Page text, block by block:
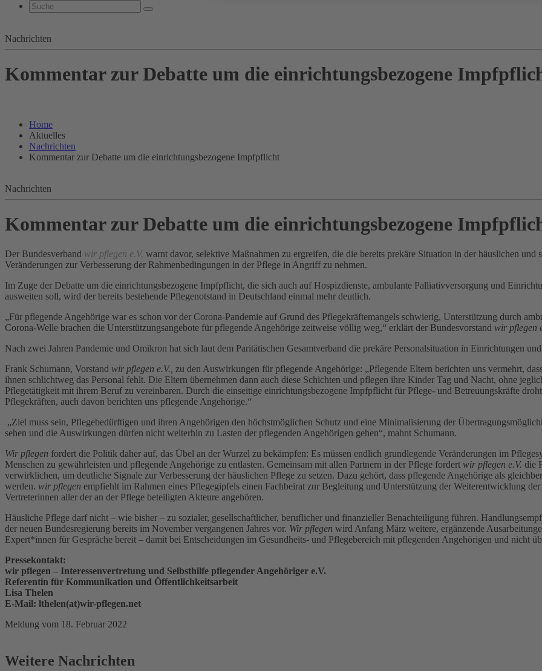
Nachrichten
Kommentar zur Debatte um die einrichtungsbezogene
Home
Aktuelles
Nachrichten
Kommentar zur Debatte um die einrichtungsbezogene Impfpflicht
Nachrichten
Kommentar zur Debatte um die einrichtungsbezogene
Der Bundesverband wir pflegen e.V. warnt davor, selektive Maßnahmen zu ergreifen, die die bereits prekäre Situation in der häuslichen
Veränderungen zur Verbesserung der Rahmenbedingungen in der Pflege in Angriff zu nehmen.
Im Zuge der Debatte um die einrichtungsbezogene Impfpflicht, die sich auch auf Hospiz­diens­te, ambulante Palliativversorgung und
ausweiten soll, wird der bereits bestehende Pflegenotstand in Deutschland einmal mehr deutlich.
„Für pflegende Angehörige war es schon vor der Corona-Pandemie auf Grund des Pflegekräftemangels schwierig, Unterstützung durch
Corona-Welle brachen die Unterstützungsangebote für pflegende Angehörige zeitweise völlig weg,“ erklärt der Bundesvorstand wir pflegen
Nach zwei Jahren Pandemie und Omikron hat sich laut dem Paritätischen Gesamtverband die prekäre Personalsituation in Einrichtungen
Frank Schumann, Vorstand wir pflegen e.V., zu den Auswirkungen für pflegende Angehörige: „Pflegende Eltern berichten uns vermehrt,
ihnen schlichtweg das Personal fehlt. Die Eltern übernehmen dann auch diese Schichten und pflegen ihre Kinder Tag und Nacht, ohne
Pflegetätigkeit mit ihrem Beruf zu vereinbaren. Durch die einseitige einrichtungsbezogene Impfpflicht für Pflege- und Betreuungskräfte
Pflegekräften, auch davon berichten uns pflegende Angehörige.“
„Ziel muss sein, Pflegebedürftigen und ihren Angehörigen den höchstmöglichen Schutz und eine Minimalisierung der
sehen und die Auswirkungen dürfen nicht weiterhin zu Lasten der pflegenden Angehörigen gehen“, mahnt Schumann.
Wir pflegen fordert die Politik daher auf, das Übel an der Wurzel zu bekämpfen: Es müssen endlich grundlegende Veränderungen im
Menschen zu gewährleisten und pflegende Angehörige zu entlasten. Gemeinsam mit allen Partnern in der Pflege fordert wir pflegen e.V. die
verwirklichen, um deutliche Signale zur Verbesserung der häuslichen Pflege zu setzen. Dazu gehört, dass pflegende Angehörige als
werden. wir pflegen empfiehlt im Rahmen eines Pflegegipfels einen Fachbeirat zur Begleitung und Unterstützung der Weiterentwicklung
Vertreterinnen aller der an der Pflege beteiligten Akteure angehören.
Häusliche Pflege darf nicht – wie bisher – zu sozialer, gesellschaftlicher, beruflicher und finanzieller Benachteiligung führen.
der neuen Bundesregierung bereits im November vergangenen Jahres vor. Wir pflegen wird Anfang März weitere, ergänzende
Expert*innen für Gespräche bereit – damit bei Entscheidungen im Gesundheits- und Pflegebereich mit pflegenden Angehörigen und nicht
Pressekontakt:
wir pflegen – Interessenvertretung und Selbsthilfe pflegender Angehöriger e.V.
Referentin für Kommunikation und Öffentlichkeitsarbeit
Lisa Thelen
E-Mail: lthelen(at)wir-pflegen.net
Meldung vom 18. Februar 2022
Weitere Nachrichten